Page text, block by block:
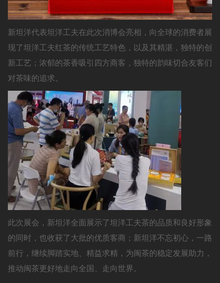
新坦洋代表坦洋工夫在此次消博会亮相，向全球的消费者展
现了坦洋工夫红茶的传统工艺特色，以及其精湛，独特的创
新工艺；浓郁的茶香吸引四方商客，独特的韵味切合友客们
对茶味的追求。
此次展会，新坦洋全面展示了坦洋工夫茶的品质和良好形象
的同时，也收获了大批的优质客商；新坦洋不忘初心，一路
前行，继续脚踏实地、精益求精，为闽茶的稳定发展助力，
推动闽茶更好地走向全国、走向世界。